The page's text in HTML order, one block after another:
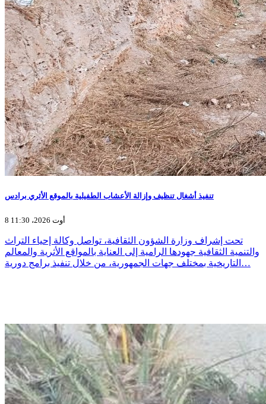
تنفيذ أشغال تنظيف وإزالة الأعشاب الطفيلية بالموقع الأثري برادس
8 أوت 2026، 11:30
تحت إشراف وزارة الشؤون الثقافية، تواصل وكالة إحياء التراث
والتنمية الثقافية جهودها الرامية إلى العناية بالمواقع الأثرية والمعالم
التاريخية بمختلف جهات الجمهورية، من خلال تنفيذ برامج دورية…